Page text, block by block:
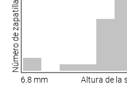
Número de zapatillas
6.8 mm Altura de la